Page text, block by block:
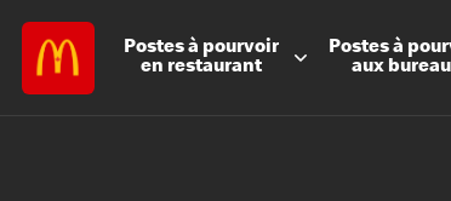
Postes à pourvoir
en restaurant
Postes à
aux